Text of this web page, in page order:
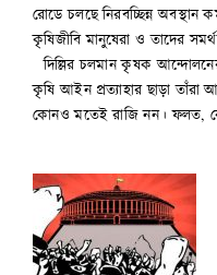
রোডে চলছে নিরবচ্ছিন্ন অবস্থান
কৃষিজীবি মানুষেরা ও তাদের
দিল্লির চলমান কৃষক
কৃষি আইন প্রত্যাহার ছাড়া
কোনও মতেই রাজি নন। ফলত,